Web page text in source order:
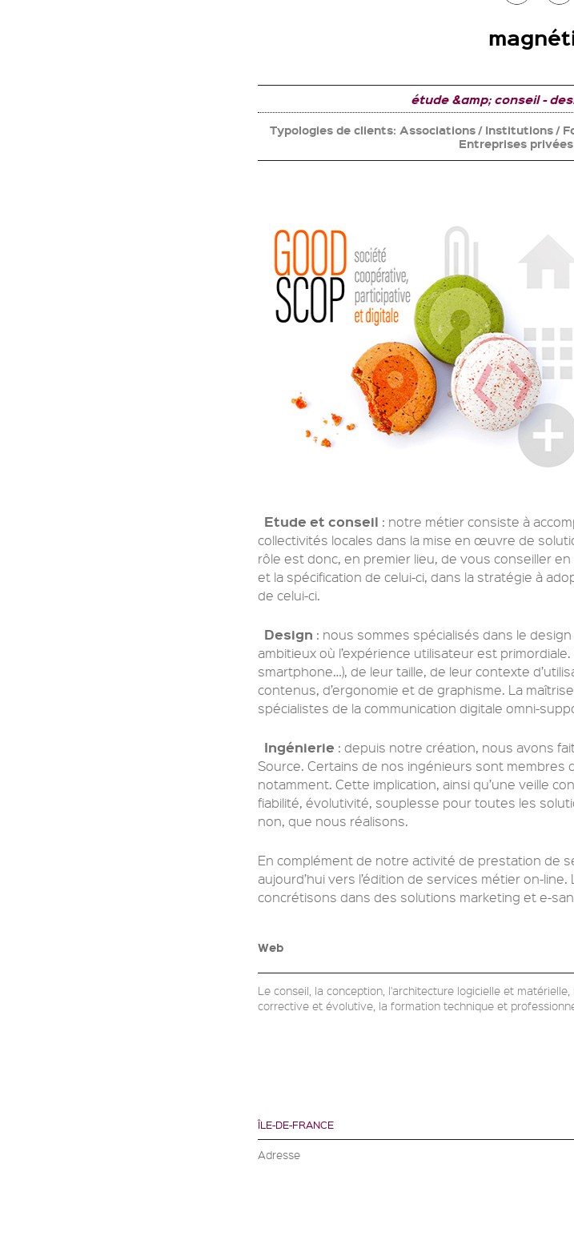
par
étude &amp; conseil
Typologies de clients: Associations / Institutions /
Entreprises
Etude et conseil : notre métier consiste à
collectivités locales dans la mise en œuvre de
rôle est donc, en premier lieu, de vous conseiller
et la spécification de celui-ci, dans la stratégie à
de celui-ci.
Design : nous sommes spécialisés dans le
ambitieux où l’expérience utilisateur est
smartphone…), de leur taille, de leur contexte
contenus, d’ergonomie et de graphisme. La
spécialistes de la communication digitale omni-
Ingénierie : depuis notre création, nous avons
Source. Certains de nos ingénieurs sont membres
notamment. Cette implication, ainsi qu’une veille
fiabilité, évolutivité, souplesse pour toutes les
non, que nous réalisons.
En complément de notre activité de prestation de
aujourd’hui vers l’édition de services métier on-
concrétisons dans des solutions marketing et e-
Web
Le conseil, la conception, l'architecture logicielle et
corrective et évolutive, la formation technique et
ÎLE-DE-FRANCE
Adresse